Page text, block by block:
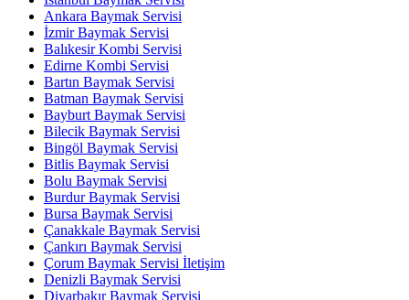
Ankara Baymak Servisi
İzmir Baymak Servisi
Balıkesir Kombi Servisi
Edirne Kombi Servisi
Bartın Baymak Servisi
Batman Baymak Servisi
Bayburt Baymak Servisi
Bilecik Baymak Servisi
Bingöl Baymak Servisi
Bitlis Baymak Servisi
Bolu Baymak Servisi
Burdur Baymak Servisi
Bursa Baymak Servisi
Çanakkale Baymak Servisi
Çankırı Baymak Servisi
Çorum Baymak Servisi İletişim
Denizli Baymak Servisi
Diyarbakır Baymak Servisi